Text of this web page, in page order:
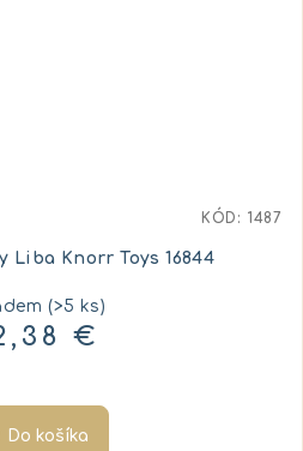
Liba Knorr Toys 16844
(>5 ks)
€
Do košíka
KÓD: 1487